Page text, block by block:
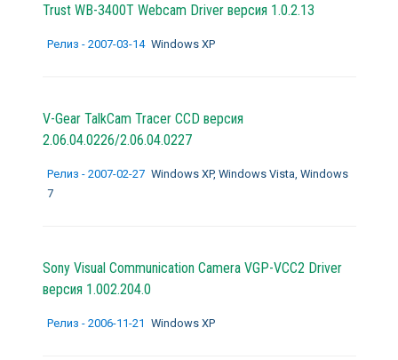
Trust WB-3400T Webcam Driver версия 1.0.2.13
Релиз - 2007-03-14 Windows XP
V-Gear TalkCam Tracer CCD версия
2.06.04.0226/2.06.04.0227
Релиз - 2007-02-27 Windows XP, Windows Vista, Windows
7
Sony Visual Communication Camera VGP-VCC2 Driver
версия 1.002.204.0
Релиз - 2006-11-21 Windows XP